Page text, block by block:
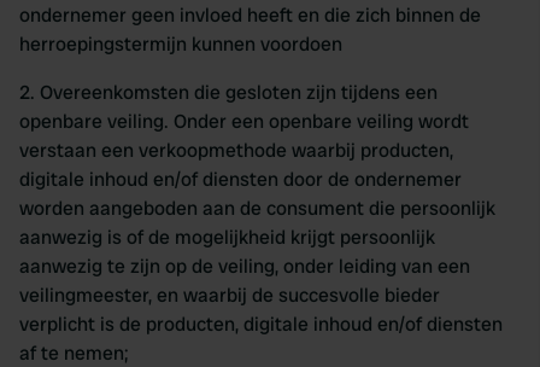
ondernemer geen invloed heeft en die zich binnen de
herroepingstermijn kunnen voordoen
2. Overeenkomsten die gesloten zijn tijdens een
openbare veiling. Onder een openbare veiling wordt
verstaan een verkoopmethode waarbij producten,
digitale inhoud en/of diensten door de ondernemer
worden aangeboden aan de consument die persoonlijk
aanwezig is of de mogelijkheid krijgt persoonlijk
aanwezig te zijn op de veiling, onder leiding van een
veilingmeester, en waarbij de succesvolle bieder
verplicht is de producten, digitale inhoud en/of diensten
af te nemen;